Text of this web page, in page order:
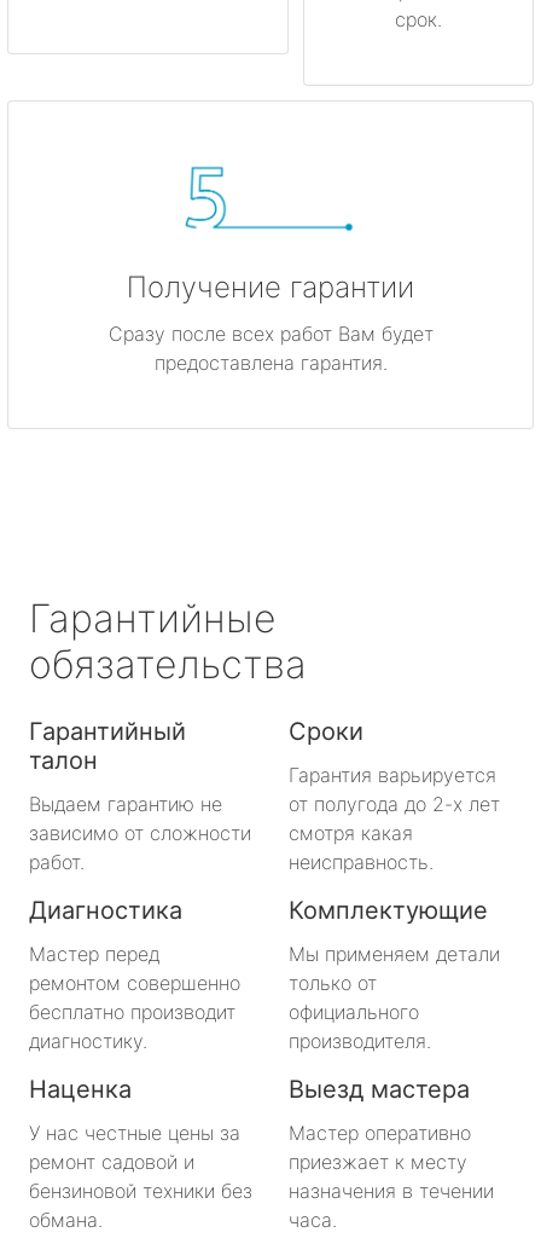
срок.
Получение гарантии
Сразу после всех работ Вам будет
предоставлена гарантия.
Гарантийные
обязательства
Гарантийный
талон
Выдаем гарантию не
зависимо от сложности
работ.
Сроки
Гарантия варьируется
от полугода до 2-х лет
смотря какая
неисправность.
Диагностика
Мастер перед
ремонтом совершенно
бесплатно производит
диагностику.
Комплектующие
Мы применяем детали
только от
официального
производителя.
Наценка
У нас честные цены за
ремонт садовой и
бензиновой техники без
обмана.
Выезд мастера
Мастер оперативно
приезжает к месту
назначения в течении
часа.